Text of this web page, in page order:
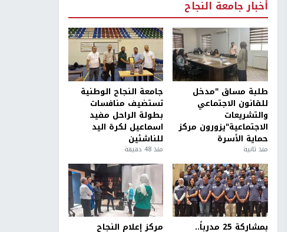
أخبار جامعة النجاح
طلبة مساق "مدخل
للقانون الاجتماعي
والتشريعات
الاجتماعية"يزورون مركز
حماية الأسرة
منذ ثانية
جامعة النجاح الوطنية
تستضيف منافسات
بطولة الراحل مفيد
اسماعيل لكرة اليد
للناشئين
منذ 48 دقيقة
بمشاركة 25 مدرباً..
مركز إعلام النجاح